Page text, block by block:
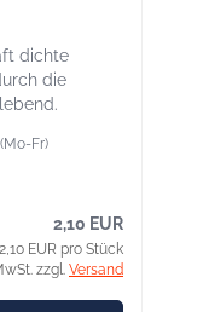
dichte
die
Fr)
2,10 EUR
2,10 EUR pro Stück
zzgl. Versand